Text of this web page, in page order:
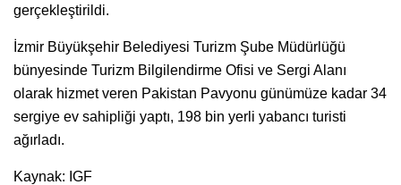
gerçekleştirildi.
İzmir Büyükşehir Belediyesi Turizm Şube Müdürlüğü
bünyesinde Turizm Bilgilendirme Ofisi ve Sergi Alanı
olarak hizmet veren Pakistan Pavyonu günümüze kadar 34
sergiye ev sahipliği yaptı, 198 bin yerli yabancı turisti
ağırladı.
Kaynak: IGF